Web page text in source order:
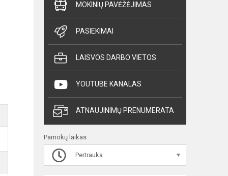
MOKINIŲ PAVĖŽĖJIMAS
PASIEKIMAI
LAISVOS DARBO VIETOS
YOUTUBE KANALAS
ATNAUJINIMŲ PRENUMERATA
Pamokų laikas
Pertrauka